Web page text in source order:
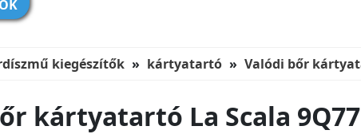
kiegészítők kártyatartó Valódi bőr
kártyatartó La Scala